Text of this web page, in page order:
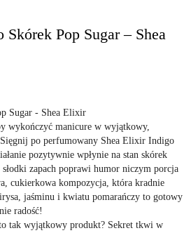
Pop Sugar – Shea
Sugar - Shea Elixir
wykończyć manicure w wyjątkowy,
po perfumowany Shea Elixir Indigo
pozytywnie wpłynie na stan skórek
zapach poprawi humor niczym porcja
cukierkowa kompozycja, która kradnie
jaśminu i kwiatu pomarańczy to gotowy
radość!
tak wyjątkowy produkt? Sekret tkwi w